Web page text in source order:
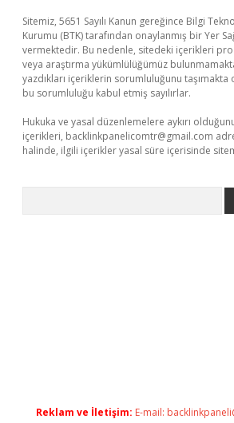
Sitemiz, 5651 Sayılı Kanun gereğince Bilgi
Kurumu (BTK) tarafından onaylanmış bir Yer
vermektedir. Bu nedenle, sitedeki içerikleri
veya araştırma yükümlülüğümüz
yazdıkları içeriklerin sorumluluğunu
bu sorumluluğu kabul etmiş sayılırlar.
Hukuka ve yasal düzenlemelere aykırı
içerikleri, backlinkpanelicomtr@gmail.com
halinde, ilgili içerikler yasal süre içerisinde
Reklam ve İletişim: E-mail: